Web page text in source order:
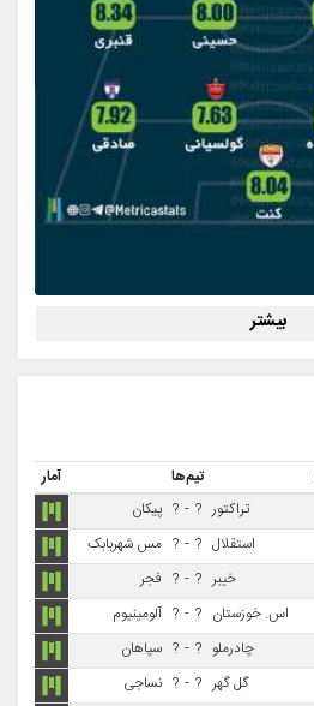
بیشتر
تیم‌ها
آمار
تراکتور ?
-
? پیکان
استقلال ?
-
? مس شهربابک
خیبر ?
-
? فجر
اس. خوزستان ?
-
? آلومینیوم
چادرملو ?
-
? سپاهان
گل گهر ?
-
? نساجی